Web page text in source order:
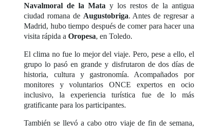
Navalmoral de la Mata y los restos de la antigua
ciudad romana de Augustobriga. Antes de regresar a
Madrid, hubo tiempo después de comer para hacer una
visita rápida aOropesa, en Toledo.
El clima no fue lo mejor del viaje. Pero, pese a ello, el
grupo lo pasó en grande y disfrutaron de dos días de
historia, cultura y gastronomía. Acompañados por
monitores y voluntarios ONCE expertos en ocio
inclusivo, la experiencia turística fue de lo más
gratificante para los participantes.
También se llevó a cabo otro viaje de fin de semana,